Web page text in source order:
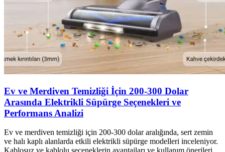
Ev ve Merdiven Temizliği İçin 200-300 Dolar
Arasında Elektrikli Süpürge Seçenekleri ve
Performans Analizi
Ev ve merdiven temizliği için 200-300 dolar aralığında, sert zemin
ve halı kaplı alanlarda etkili elektrikli süpürge modelleri inceleniyor.